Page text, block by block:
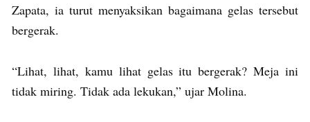
Zapata, ia turut menyaksikan bagaimana gelas tersebut
bergerak.
“Lihat, lihat, kamu lihat gelas itu bergerak? Meja ini
tidak miring. Tidak ada lekukan,” ujar Molina.